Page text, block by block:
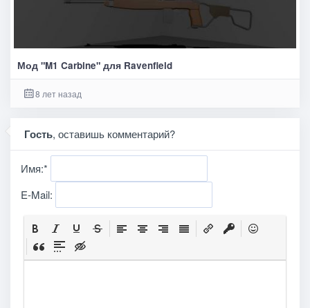
Мод "M1 Carbine" для Ravenfield
8 лет назад
Гость, оставишь комментарий?
Имя:*
E-Mail: